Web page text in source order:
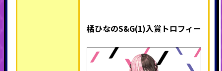
橘ひなのS&G(1)入賞トロフィー